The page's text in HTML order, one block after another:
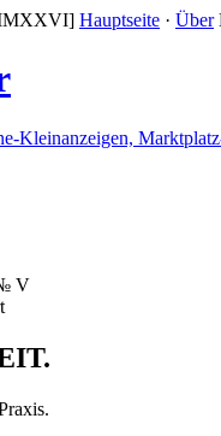
Hauptseite · Über
Kleinanzeigen,
V
.